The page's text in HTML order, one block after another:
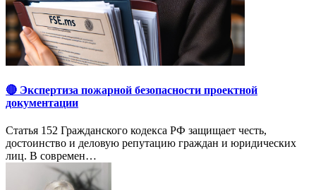
🔴 Экспертиза пожарной безопасности проектной
документации
Статья 152 Гражданского кодекса РФ защищает честь,
достоинство и деловую репутацию граждан и юридических
лиц. В современ…